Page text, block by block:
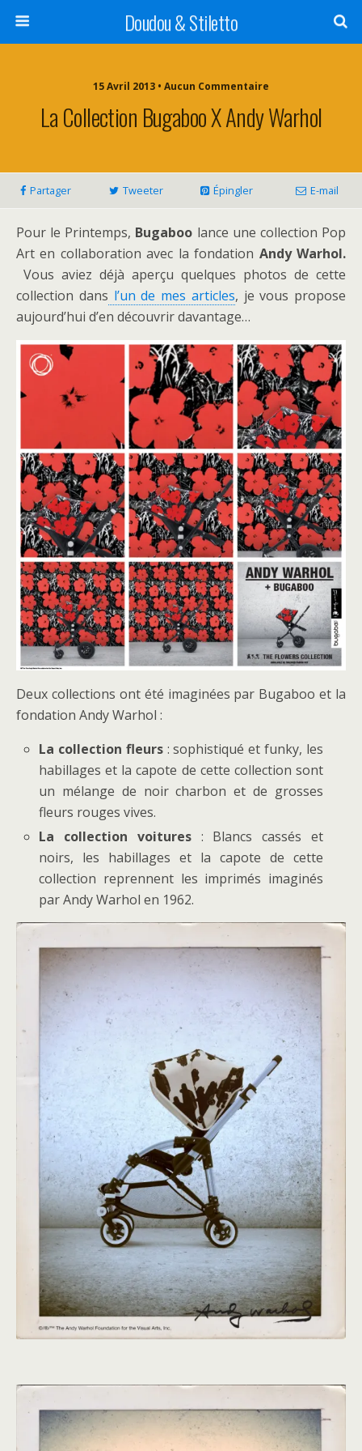
Doudou & Stiletto
15 Avril 2013 • Aucun Commentaire
La Collection Bugaboo X Andy Warhol
Partager Tweeter Épingler E-mail
Pour le Printemps, Bugaboo lance une collection Pop
Art en collaboration avec la fondation Andy Warhol.
Vous aviez déjà aperçu quelques photos de cette
collection dans l’un de mes articles, je vous propose
aujourd’hui d’en découvrir davantage…
Deux collections ont été imaginées par Bugaboo et la
fondation Andy Warhol :
La collection fleurs: sophistiqué et funky, les
habillages et la capote de cette collection sont
un mélange de noir charbon et de grosses
fleurs rouges vives.
La collection voitures: Blancs cassés et
noirs, les habillages et la capote de cette
collection reprennent les imprimés imaginés
par Andy Warhol en 1962.